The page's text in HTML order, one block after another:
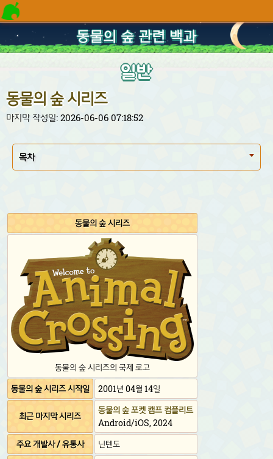
동물의 숲 관련 백과
일반
동물의 숲 시리즈
마지막 작성일: 2026-06-06 07:18:52
목차
동물의 숲 시리즈
동물의 숲 시리즈의 국제 로고
동물의 숲 시리즈 시작일
2001년 04월 14일
최근 마지막 시리즈
동물의 숲 포켓 캠프 컴플리트
Android/iOS, 2024
주요 개발사 / 유통사
닌텐도